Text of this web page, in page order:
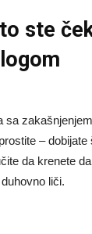
ste
sa
– dobijate
da krenete
liči.